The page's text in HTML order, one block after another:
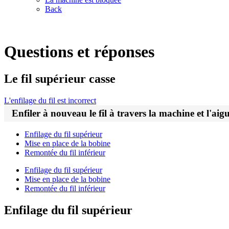
Back
Questions et réponses
Le fil supérieur casse
L'enfilage du fil est incorrect
Enfiler à nouveau le fil à travers la machine et
Enfilage du fil supérieur
Mise en place de la bobine
Remontée du fil inférieur
Enfilage du fil supérieur
Mise en place de la bobine
Remontée du fil inférieur
Enfilage du fil supérieur